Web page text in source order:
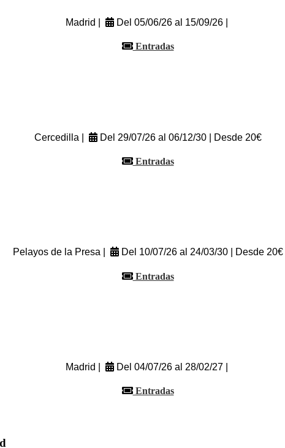
Madrid |
Del 05/06/26 al 15/09/26 |
Entradas
Cercedilla |
Del 29/07/26 al 06/12/30 | Desde 20€
Entradas
Pelayos de la Presa |
Del 10/07/26 al 24/03/30 | Desde 20€
Entradas
Madrid |
Del 04/07/26 al 28/02/27 |
Entradas